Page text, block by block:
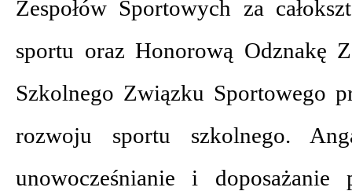
Zespołów Sportowych za
sportu oraz Honorową Odznakę
Szkolnego Związku Sportowego
rozwoju sportu szkolnego.
unowocześnianie i doposażanie